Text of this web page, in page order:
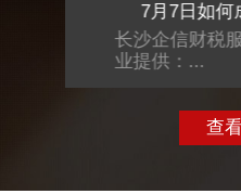
7月7日如何成
长沙企信财税服
业提供：...
查